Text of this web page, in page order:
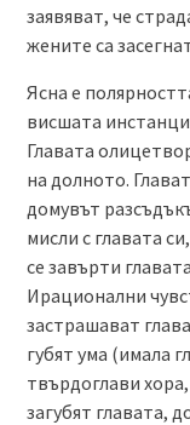
заявяват, че
жените са
Ясна е
висшата
Главата
на долното.
домувът
мисли с главата
се завърти
Ирационални
застрашават
губят ума (имала
твърдоглави
загубят главата,